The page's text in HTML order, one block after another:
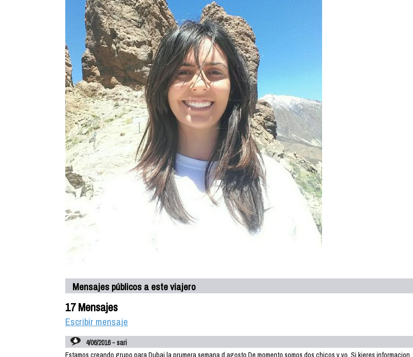
Mensajes públicos a este viajero
17 Mensajes
Escribir mensaje
4/06/2016 - sari
Estamos creando grupo para Dubai la prumera semana d agosto.De momento somos dos chicos y yo. Si kieres informacion